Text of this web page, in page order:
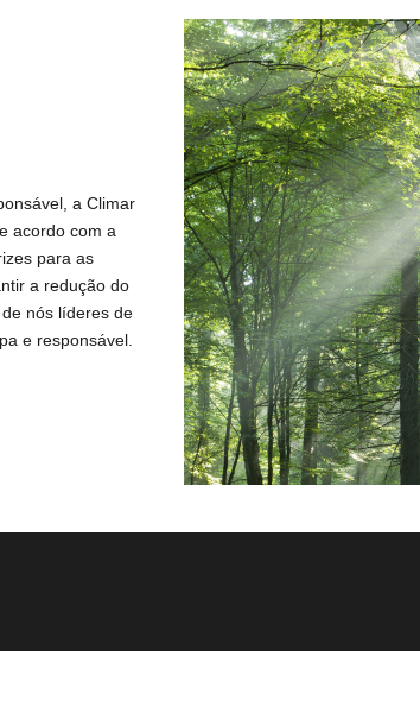
a Climar
acordo com a
para as
a redução do
nós líderes de
e responsável.